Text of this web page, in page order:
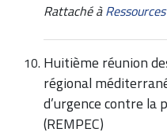
Rattaché à Ressources
Huitième réunion
régional
d’urgence contre la
(REMPEC)